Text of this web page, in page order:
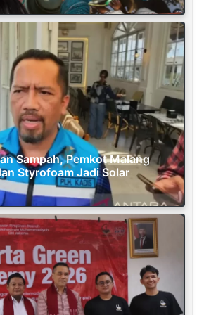
Sampah, Pemkot Malang
Styrofoam Jadi Solar